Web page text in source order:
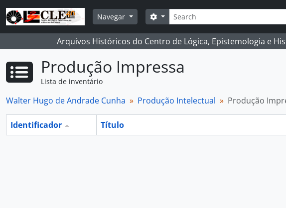
Skip to main content
Navegar
Buscar
Opções de busca
Arquivos Históricos do Centro de Lógica, Epistemologia e
Produção Impressa
Lista de inventário
Walter Hugo de Andrade Cunha Produção Intelectual Produção
Identificador Título